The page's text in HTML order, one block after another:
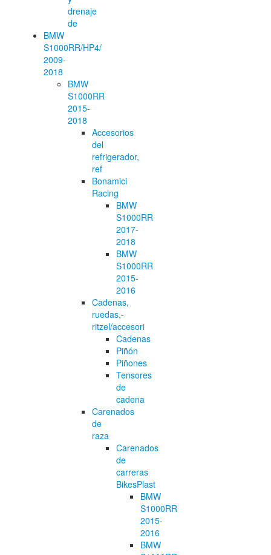
drenaje
de
BMW
S1000RR/HP4/
2009-
2018
BMW
S1000RR
2015-
2018
Accesorios
del
refrigerador,
ref
Bonamici
Racing
BMW
S1000RR
2017-
2018
BMW
S1000RR
2015-
2016
Cadenas,
ruedas,-
ritzel/accesori
Cadenas
Piñón
Piñones
Tensores
de
cadena
Carenados
de
raza
Carenados
de
carreras
BikesPlast
BMW
S1000RR
2015-
2016
BMW